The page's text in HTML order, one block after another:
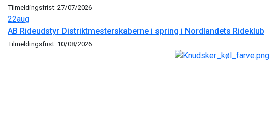
Tilmeldingsfrist: 27/07/2026
22aug
AB Rideudstyr Distriktmesterskaberne i spring i Nordlandets Rideklub
Tilmeldingsfrist: 10/08/2026